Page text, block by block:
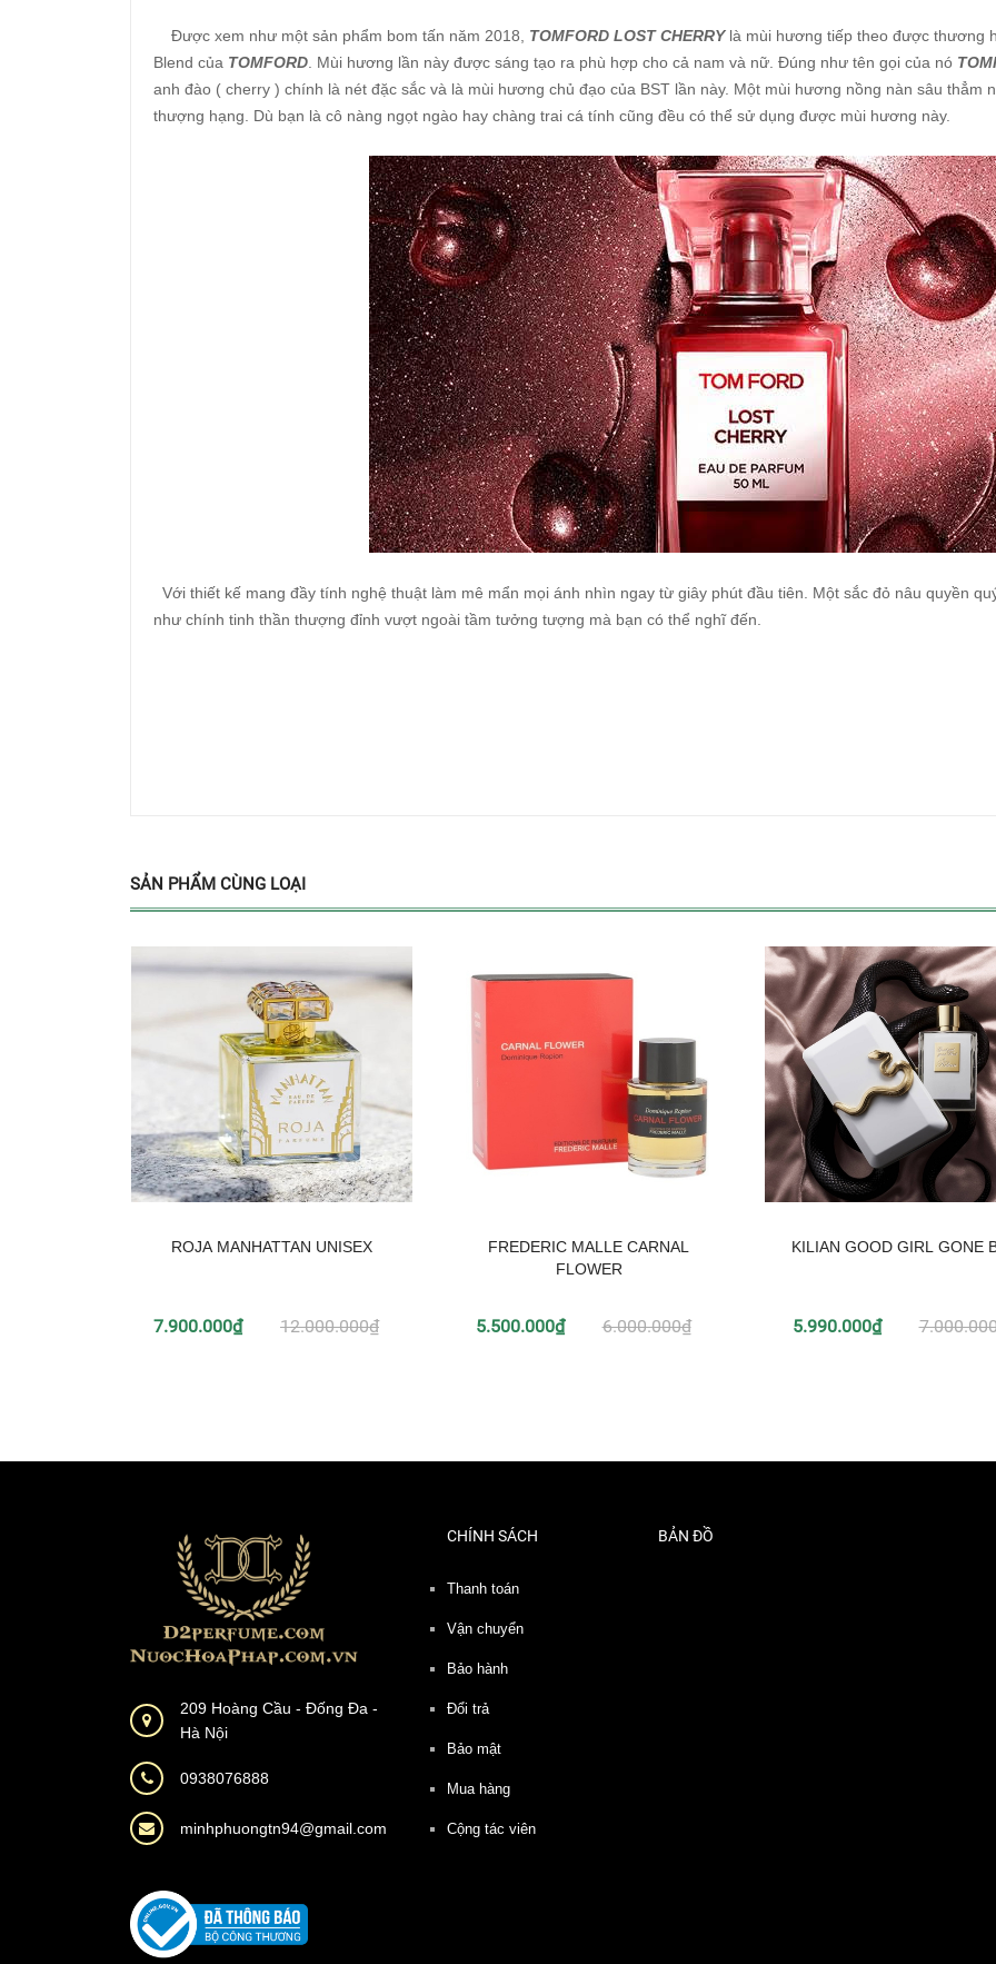
Được xem như một sản phẩm bom tấn năm 2018, TOMFORD LOST CHERRYlà mùi hương tiếp theo được thương
Blend của TOMFORD . Mùi hương lần này được sáng tạo ra phù hợp cho cả nam và nữ. Đúng như tên gọi của nó
anh đào ( cherry ) chính là nét đặc sắc và là mùi hương chủ đạo của BST lần này. Một mùi hương nồng nàn sâu thẳm
thượng hạng. Dù bạn là cô nàng ngọt ngào hay chàng trai cá tính cũng đều có thể sử dụng được mùi hương này.
Với thiết kế mang đầy tính nghệ thuật làm mê mẩn mọi ánh nhìn ngay từ giây phút đầu tiên. Một sắc đỏ nâu quyền
như chính tinh thần thượng đỉnh vượt ngoài tầm tưởng tượng mà bạn có thể nghĩ đến.
SẢN PHẨM CÙNG LOẠI
ROJA MANHATTAN UNISEX
7.900.000₫ 12.000.000₫
FREDERIC MALLE CARNAL
FLOWER
5.500.000₫ 6.000.000₫
KILIAN GOOD GIRL GONE
5.990.000₫
209 Hoàng Cầu - Đống Đa -
Hà Nội
0938076888
minhphuongtn94@gmail.com
CHÍNH SÁCH
Thanh toán
Vận chuyển
Bảo hành
Đổi trả
Bảo mật
Mua hàng
Cộng tác viên
BẢN ĐỒ